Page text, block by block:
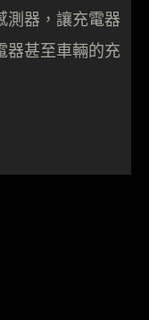
測器，讓充電器
器甚至車輛的充